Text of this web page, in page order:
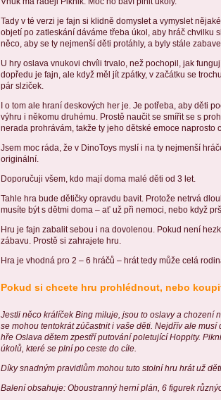
Tady v té verzi je fajn si klidně domyslet a vymyslet
objetí po zatleskání dáváme třeba úkol, aby hráč chvilku
něco, aby se ty nejmenší děti protáhly, a byly stále
U hry oslava vnukovi chvíli trvalo, než pochopil, jak
dopředu je fajn, ale když měl jít zpátky, v začátku se
pár slziček.
I o tom ale hraní deskových her je. Je potřeba, aby děti
výhru i někomu druhému. Prostě naučit se smířit se s
nerada prohrávám, takže ty jeho dětské emoce naprosto
Jsem moc ráda, že v DinoToys myslí i na ty nejmenší
originální.
Doporučuji všem, kdo mají doma malé děti od 3 let.
Tahle hra bude dětičky opravdu bavit. Protože netrvá
musíte být s dětmi doma – ať už při nemoci, nebo když
Hru je fajn zabalit sebou i na dovolenou. Pokud není
zábavu. Prostě si zahrajete hru.
Hra je vhodná pro 2 – 6 hráčů – hrát tedy může celá
Pokud si chcete hru prohlédnout, nebo
Jestli něco králíček Bing miluje, jsou to oslavy a chození
se mohou tentokrát zúčastnit i vaše děti. Nejdřív ale
hře Oslava dětem zpestří putování poletující Hoppity.
úkolů, které se plní po ceste do cíle.
Díky snadným pravidlům mohou tuto stolní hru hrát už
Balení obsahuje: Oboustranný herní plán, 6 figurek